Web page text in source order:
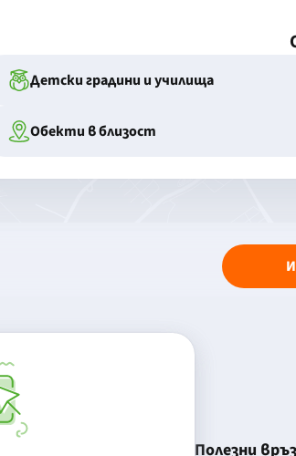
Детски градини и училища
Обекти в близост
Полезни